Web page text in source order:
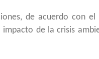
de acuerdo con
de la crisis